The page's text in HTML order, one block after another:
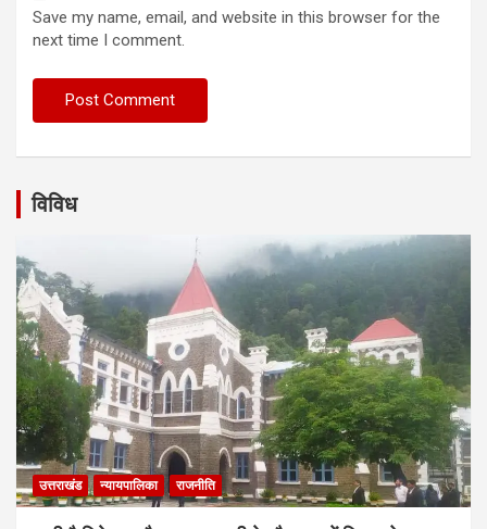
Save my name, email, and website in this browser for the
next time I comment.
विविध
उत्तराखंड न्यायपालिका राजनीति